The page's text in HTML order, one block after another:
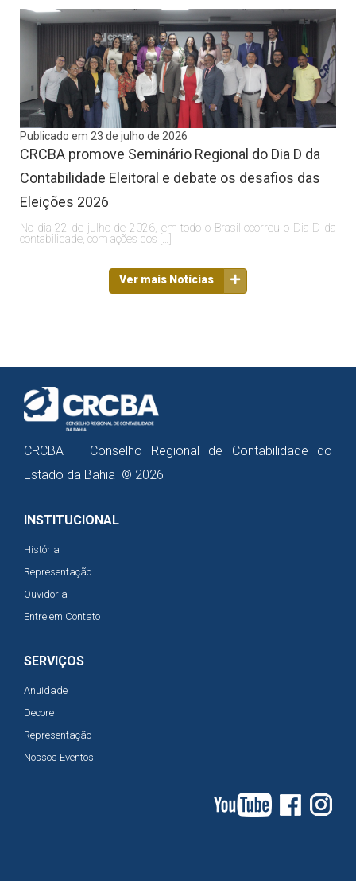
Publicado em 23 de julho de 2026
CRCBA promove Seminário Regional do Dia D da
Contabilidade Eleitoral e debate os desafios das
Eleições 2026
No dia 22 de julho de 2026, em todo o Brasil ocorreu o Dia D da
contabilidade, com ações dos […]
Ver mais Notícias
CRCBA – Conselho Regional de Contabilidade do
Estado da Bahia © 2026
INSTITUCIONAL
História
Representação
Ouvidoria
Entre em Contato
SERVIÇOS
Anuidade
Decore
Representação
Nossos Eventos